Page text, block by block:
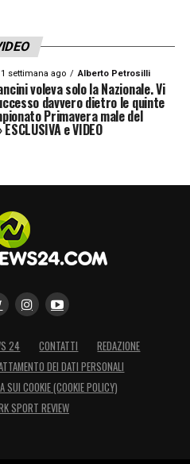
1 settimana ago Alberto Petrosilli
voleva solo la Nazionale. Vi
davvero dietro le quinte
Primavera male del
e VIDEO
24 CONTATTI
REDAZIONE
DEI DATI PERSONALI
SUI COOKIE (COOKIE POLICY)
SPORT REVIEW